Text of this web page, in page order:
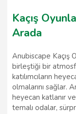
Kaçış
Arada
Anubiscape Kaçış
birleştiği bir
katılımcıların
olmalarını sağlar.
heyecan katlanır
temalı odalar,